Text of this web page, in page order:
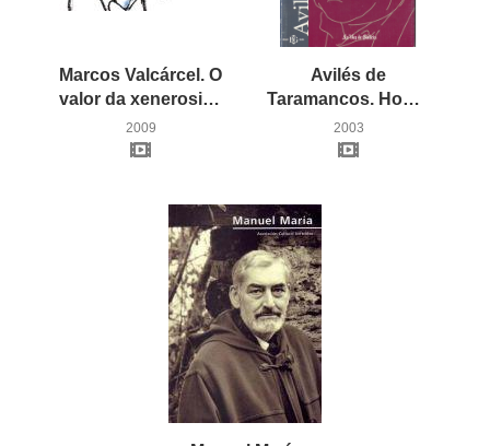
Marcos Valcárcel. O
valor da xenerosidade
2009
Avilés de
Taramancos. Homenaxe
2003